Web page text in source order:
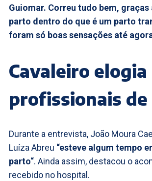
Guiomar. Correu tudo bem, graças
parto dentro do que é um parto
foram só boas sensações até
Cavaleiro elogia
profissionais de
Durante a entrevista, João Moura
Luíza Abreu “esteve algum tempo
parto“. Ainda assim, destacou o
recebido no hospital.